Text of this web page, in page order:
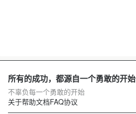
所有的成功，都源自一个勇敢的开始
不辜负每一个勇敢的开始
关于帮助文档FAQ协议